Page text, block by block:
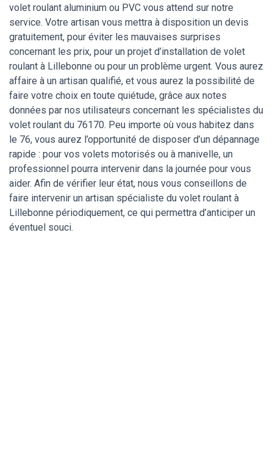
volet roulant aluminium ou PVC vous attend sur notre
service. Votre artisan vous mettra à disposition un devis
gratuitement, pour éviter les mauvaises surprises
concernant les prix, pour un projet d’installation de volet
roulant à Lillebonne ou pour un problème urgent. Vous aurez
affaire à un artisan qualifié, et vous aurez la possibilité de
faire votre choix en toute quiétude, grâce aux notes
données par nos utilisateurs concernant les spécialistes du
volet roulant du 76170. Peu importe où vous habitez dans
le 76, vous aurez l’opportunité de disposer d’un dépannage
rapide : pour vos volets motorisés ou à manivelle, un
professionnel pourra intervenir dans la journée pour vous
aider. Afin de vérifier leur état, nous vous conseillons de
faire intervenir un artisan spécialiste du volet roulant à
Lillebonne périodiquement, ce qui permettra d’anticiper un
éventuel souci.